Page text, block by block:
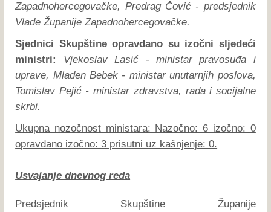
Zapadnohercegovačke, Predrag Čović - predsjednik
Vlade Županije Zapadnohercegovačke.
Sjednici Skupštine opravdano su izočni sljedeći
ministri:
Vjekoslav Lasić - ministar pravosuđa i
uprave, Mladen Bebek - ministar unutarnjih poslova,
Tomislav Pejić - ministar zdravstva, rada i socijalne
skrbi.
Ukupna nozočnost ministara: Nazočno: 6 izočno: 0
opravdano izočno: 3 prisutni uz kašnjenje: 0.
Usvajanje dnevnog reda
Predsjednik Skupštine Županije